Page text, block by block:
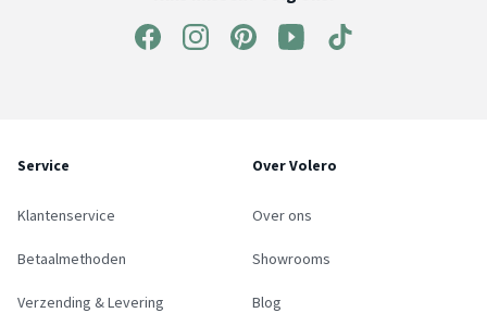
Service
Klantenservice
Betaalmethoden
Verzending & Levering
Over Volero
Over ons
Showrooms
Blog